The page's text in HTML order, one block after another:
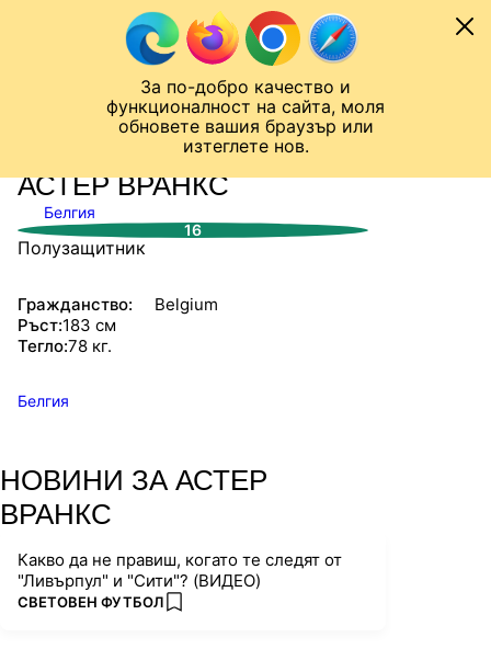
За по-добро качество и
функционалност на сайта, моля
обновете вашия браузър или
изтеглете нов.
Към съдържанието
Лига на Конференциите
СТАТИСТИКИ
АСТЕР ВРАНКС
Белгия
16
Полузащитник
Гражданство:
Belgium
Ръст:183 см
Тегло:78 кг.
Белгия
НОВИНИ ЗА АСТЕР
ВРАНКС
Какво да не правиш, когато те следят от
"Ливърпул" и "Сити"? (ВИДЕО)
ПОВЕЧЕ ОТ
СВЕТОВЕН ФУТБОЛ add favorites